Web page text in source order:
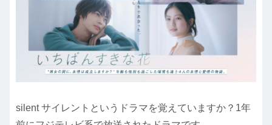
silent サイレントというドラマを覚えていますか？1年